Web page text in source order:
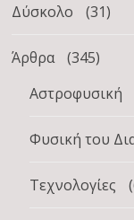
Δύσκολο (31)
Άρθρα
(345)
Αστροφυσική
Φυσική του
Τεχνολογίες